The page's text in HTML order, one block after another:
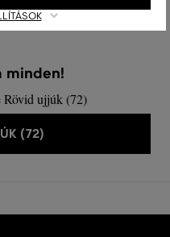
minden!
Rövid ujjúk (72)
(72)